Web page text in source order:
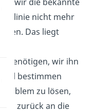
nicht mehr
Das liegt
benötigen, wir ihn
bestimmen
Problem zu lösen,
zurück an die